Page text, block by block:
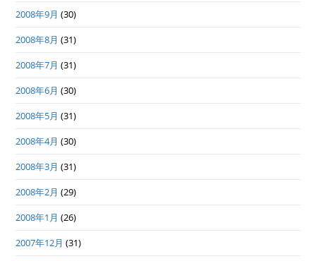
2008年9月 (30)
2008年8月 (31)
2008年7月 (31)
2008年6月 (30)
2008年5月 (31)
2008年4月 (30)
2008年3月 (31)
2008年2月 (29)
2008年1月 (26)
2007年12月 (31)